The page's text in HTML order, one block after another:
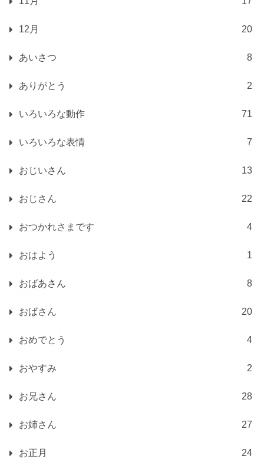
12月 20
あいさつ 8
ありがとう 2
いろいろな動作 71
いろいろな表情 7
おじいさん 13
おじさん 22
おつかれさまです 4
おはよう 1
おばあさん 8
おばさん 20
おめでとう 4
おやすみ 2
お兄さん 28
お姉さん 27
お正月 24